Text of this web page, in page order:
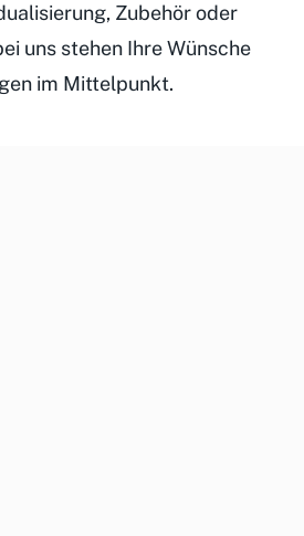
Zubehör oder
uns stehen Ihre Wünsche
im Mittelpunkt.